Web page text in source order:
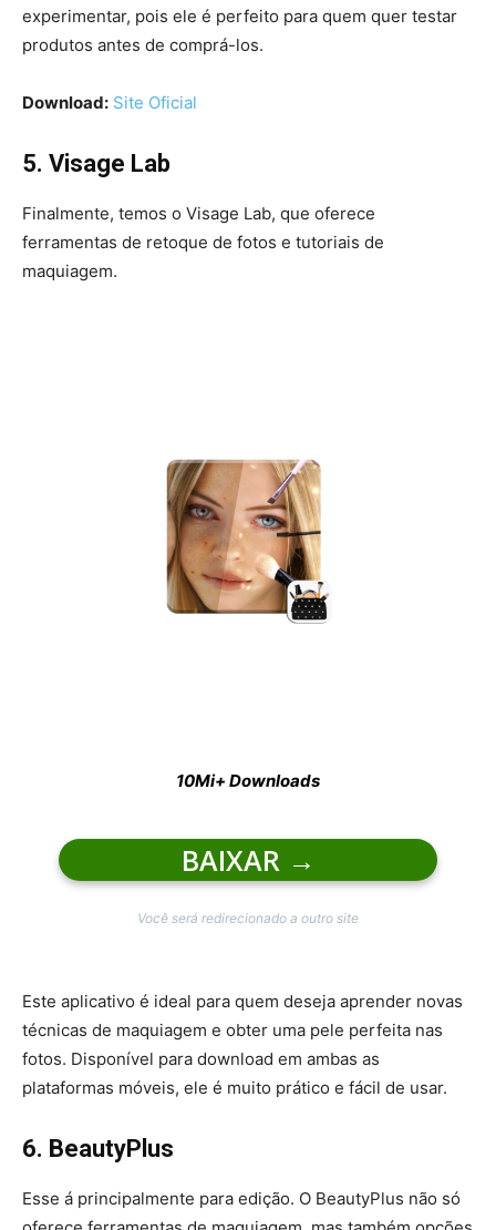
experimentar, pois ele é perfeito para quem quer testar
produtos antes de comprá-los.
Download: Site Oficial
5. Visage Lab
Finalmente, temos o Visage Lab, que oferece
ferramentas de retoque de fotos e tutoriais de
maquiagem.
10Mi+ Downloads
BAIXAR →
Você será redirecionado a outro site
Este aplicativo é ideal para quem deseja aprender novas
técnicas de maquiagem e obter uma pele perfeita nas
fotos. Disponível para download em ambas as
plataformas móveis, ele é muito prático e fácil de usar.
6. BeautyPlus
Esse á principalmente para edição. O BeautyPlus não só